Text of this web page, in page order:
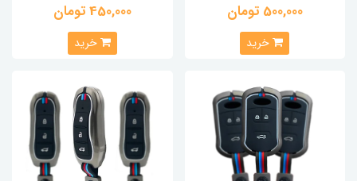
500,000 تومان
خرید
450,000 تومان
خرید